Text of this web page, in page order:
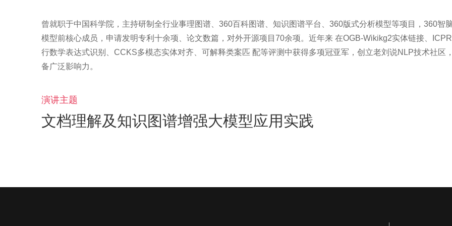
曾就职于中国科学院，主持研制全行业事理图谱、360百科图谱、知识图谱平台、360版式分析模型等项目，360智
模型前核心成员，申请发明专利十余项、论文数篇，对外开源项目70余项。近年来 在OGB-Wikikg2实体链接、
行数学表达式识别、CCKS多模态实体对齐、可解释类案匹 配等评测中获得多项冠亚军，创立老刘说NLP技术社区
演讲主题
文档理解及知识图谱增强大模型应用实践